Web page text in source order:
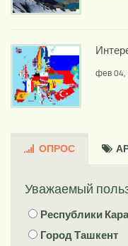
фев 04,
ОПРОС
Уважаемый
Республики
Город Ташкент